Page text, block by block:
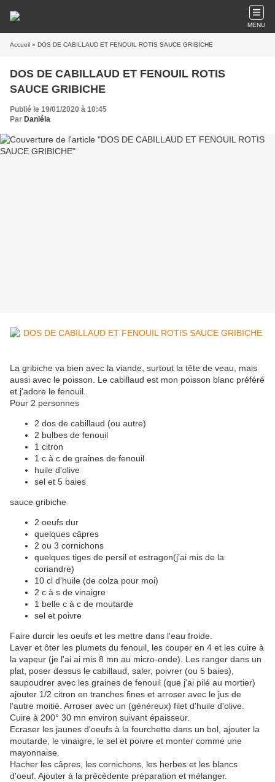
MENU
Accueil » DOS DE CABILLAUD ET FENOUIL ROTIS SAUCE GRIBICHE
DOS DE CABILLAUD ET FENOUIL ROTIS
SAUCE GRIBICHE
Publié le 19/01/2020 à 10:45
Par Daniéla
La gribiche va bien avec la viande, surtout la tête de veau, mais
aussi avec le poisson. Le cabillaud est mon poisson blanc préféré
et j'adore le fenouil.
Pour 2 personnes
2 dos de cabillaud (ou autre)
2 bulbes de fenouil
1 citron
1 c à c de graines de fenouil
huile d'olive
sel et 5 baies
sauce gribiche
2 oeufs dur
quelques câpres
2 ou 3 cornichons
quelques tiges de persil et estragon(j'ai mis de la
coriandre)
10 cl d'huile (de colza pour moi)
2 c à s de vinaigre
1 belle c à c de moutarde
sel et poivre
Faire durcir les oeufs et les mettre dans l'eau froide.
Laver et ôter les plumets du fenouil, les couper en 4 et les cuire à
la vapeur (je l'ai ai mis 8 mn au micro-onde). Les ranger dans un
plat, poser dessus le cabillaud, saler, poivrer (ou 5 baies),
saupoudrer avec les graines de fenouil (que j'ai pilé au mortier)
ajouter 1/2 citron en tranches fines et arroser avec le jus de
l'autre moitié. Arroser avec un (généreux) filet d'huile d'olive.
Cuire à 200° 30 mn environ suivant épaisseur.
Ecraser les jaunes d'oeufs à la fourchette dans un bol, ajouter la
moutarde, le vinaigre, le sel et poivre et monter comme une
mayonnaise.
Hacher les câpres, les cornichons, les herbes et les blancs
d'oeuf. Ajouter à la précédente préparation et mélanger.